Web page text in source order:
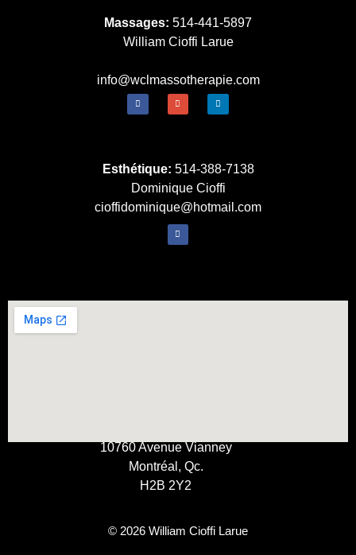
Massages: 514-441-5897
William Cioffi Larue
info@wclmassotherapie.com
Esthétique: 514-388-7138
Dominique Cioffi
cioffidominique@hotmail.com
10760 Avenue Vianney
Montréal, Qc.
H2B 2Y2
© 2026 William Cioffi Larue